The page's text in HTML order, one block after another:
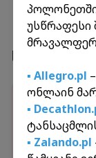
სერვისები
ონლაინ
იშოპინგეთ
და მიიღეთ
პოლონეთში
უსწრაფესი
▪️ Allegro.pl
ონლაინ
▪️
▪️ Zalando.pl